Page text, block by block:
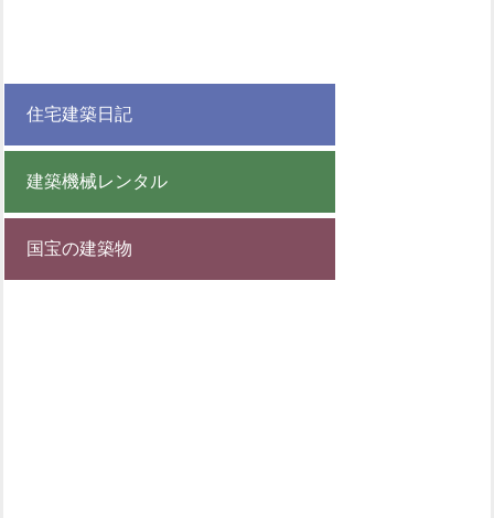
住宅建築日記
建築機械レンタル
国宝の建築物